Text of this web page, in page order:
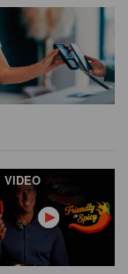
VIDEO